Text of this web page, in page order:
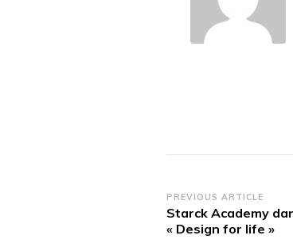
Post
Navigation
PREVIOUS ARTICLE
Starck Academy
« Design for life »